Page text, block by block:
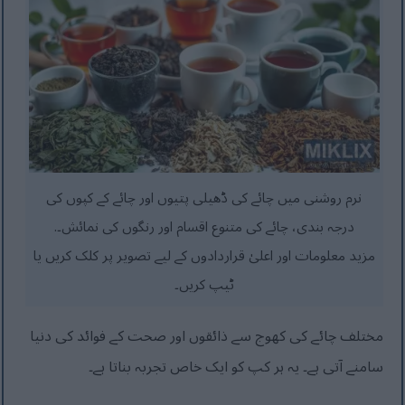
نرم روشنی میں چائے کی ڈھیلی پتیوں اور چائے کے کپوں کی
درجہ بندی، چائے کی متنوع اقسام اور رنگوں کی نمائش۔.
مزید معلومات اور اعلیٰ قراردادوں کے لیے تصویر پر کلک کریں یا
ٹیپ کریں۔
مختلف چائے کی کھوج سے ذائقوں اور صحت کے فوائد کی دنیا
سامنے آتی ہے۔ یہ ہر کپ کو ایک خاص تجربہ بناتا ہے۔